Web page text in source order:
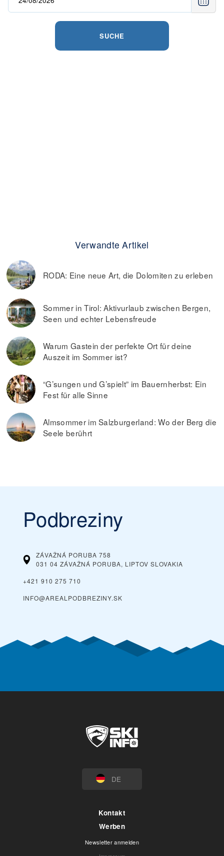
SUCHE
Verwandte Artikel
RODA: Eine neue Art, die Dolomiten zu erleben
Sommer in Tirol: Aktivurlaub zwischen Bergen,
Seen und echter Lebensfreude
Warum Gastein der perfekte Ort für deine
Auszeit im Sommer ist?
“G’sungen und G’spielt” im Bauernherbst: Ein
Fest für alle Sinne
Almsommer im Salzburgerland: Wo der Berg die
Seele berührt
Podbreziny
ZÁVAŽNÁ PORUBA 758
031 04 ZÁVAŽNÁ PORUBA, LIPTOV SLOVAKIA
+421 910 275 710
INFO@AREALPODBREZINY.SK
DE
Kontakt
Werben
Newsletter anmelden